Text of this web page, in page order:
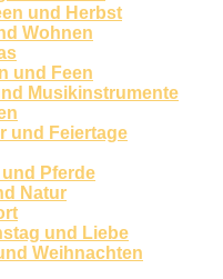
und Herbst
Wohnen
und Feen
Musikinstrumente
und Feiertage
Pferde
Natur
und Liebe
Weihnachten